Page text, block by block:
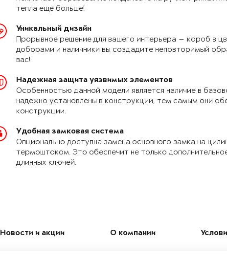
тепла еще больше!
Уникальный дизайн
Прорывное решение для вашего интерьера — короб в
доборами и наличники вы создадите неповторимый
вас!
Надежная защита уязвимых элементов
Особенностью данной модели является наличие в
надежно установлены в конструкции, тем самым они
конструкции.
Удобная замковая система
Опционально доступна замена основного замка на
термоштоком. Это обеспечит не только
длинных ключей.
Новости и акции О компании